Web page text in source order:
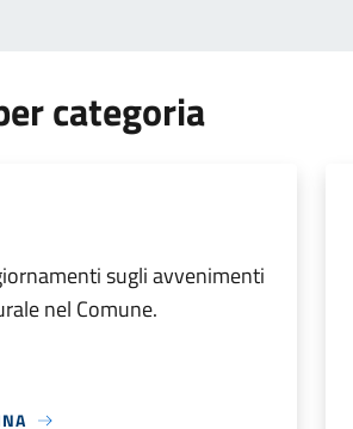
categoria
sugli avvenimenti
nel Comune.